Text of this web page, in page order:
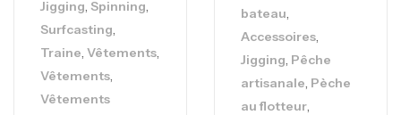
Jigging, Spinning,
Surfcasting,
Traine, Vêtements,
Vêtements,
Vêtements
bateau,
Accessoires,
Jigging, Pêche
artisanale, Pèche
au flotteur,